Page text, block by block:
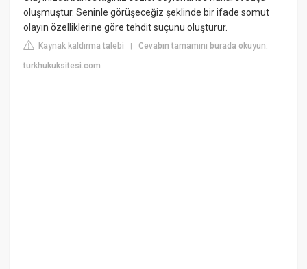
oluşmuştur. Seninle görüşeceğiz şeklinde bir ifade somut
olayın özelliklerine göre tehdit suçunu oluşturur.
Kaynak kaldırma talebi |Cevabın tamamını burada okuyun:
turkhukuksitesi.com